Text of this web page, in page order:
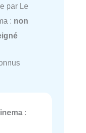
par Le
: non
: